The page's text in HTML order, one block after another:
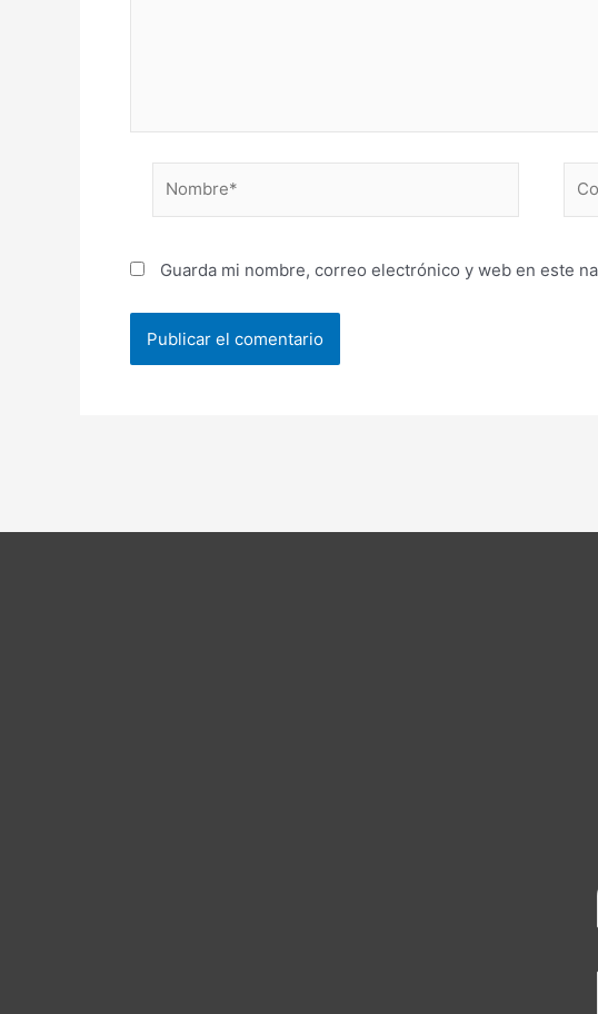
Guarda mi nombre, correo electrónico y web en este